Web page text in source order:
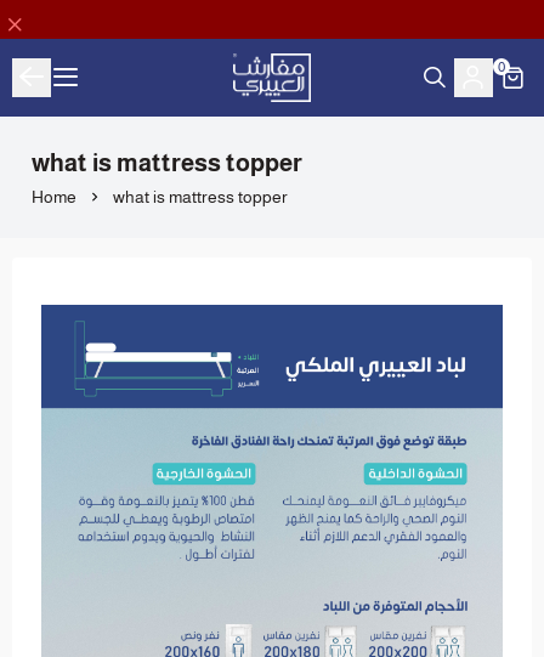
Aloyayri Bedding
0
what is mattress topper
Home what is mattress topper